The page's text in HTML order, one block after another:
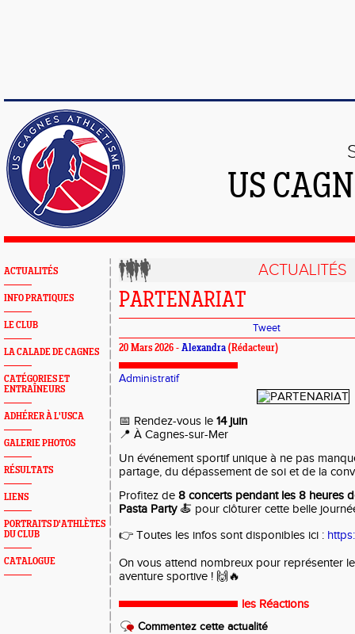
US
ACTUALITÉS
INFO PRATIQUES
LE CLUB
LA CALADE DE CAGNES
CATÉGORIES ET
ENTRAÎNEURS
ADHÉRER À L'USCA
GALERIE PHOTOS
RÉSULTATS
LIENS
PORTRAITS D'ATHLÈTES
DU CLUB
CATALOGUE
ACTUALITÉS
PARTENARIAT
Tweet
20 Mars 2026 - Alexandra (Rédacteur)
Administratif
📅 Rendez-vous le 14 juin
📍 À Cagnes-sur-Mer
Un événement sportif unique à ne pas
partage, du dépassement de soi et de la
Profitez de 8 concerts pendant les 8 heures
Pasta Party🍝 pour clôturer cette belle
👉 Toutes les infos sont disponibles ici :
On vous attend nombreux pour représenter
aventure sportive ! 🙌🔥
les Réactions
Commentez cette actualité